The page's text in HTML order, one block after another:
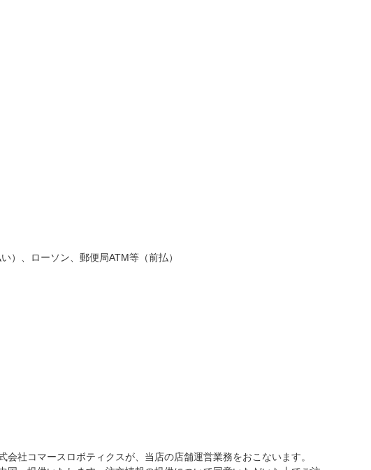
）、ローソン、郵便局ATM等（前払）
社コマースロボティクスが、当店の店舗運営業務をおこないます。